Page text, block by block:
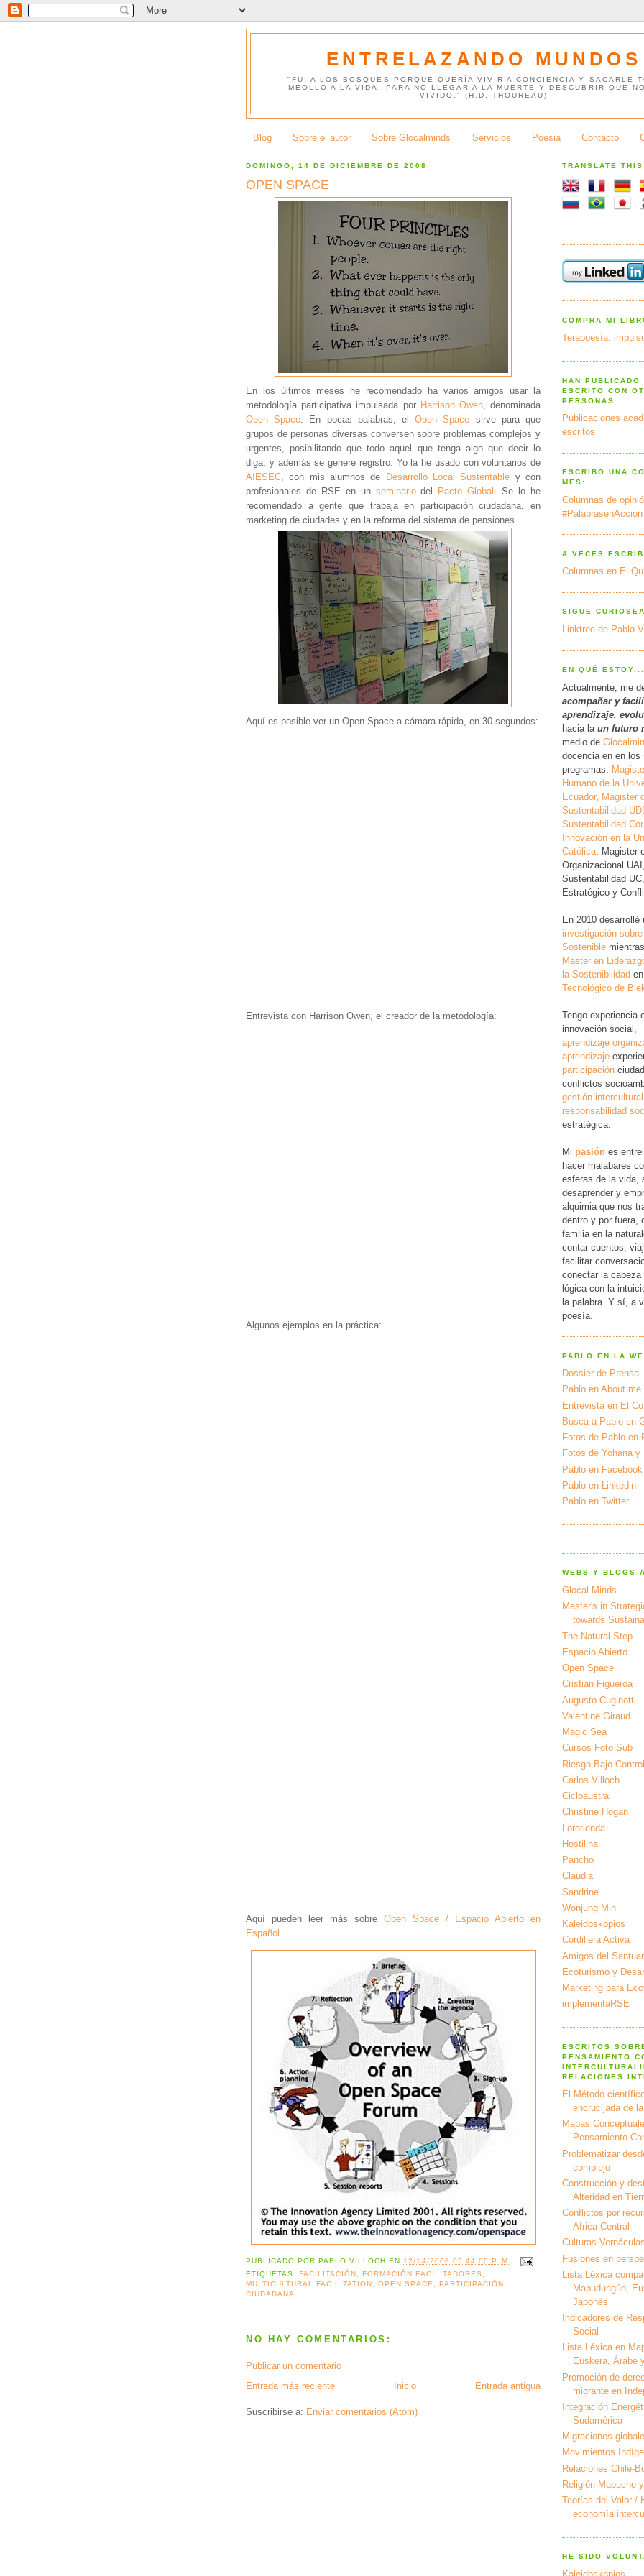
ENTRELAZANDO MUNDOS
"FUI A LOS BOSQUES PORQUE QUERÍA VIVIR A CONCIENCIA Y SACARLE
MEOLLO A LA VIDA, PARA NO LLEGAR A LA MUERTE Y DESCUBRIR QUE
VIVIDO." (H.D. THOUREAU)
Blog Sobre el autor Sobre Glocalminds Servicios Poesia Contacto
DOMINGO, 14 DE DICIEMBRE DE 2008
OPEN SPACE
En los últimos meses he recomendado ha varios amigos usar la
metodología participativa impulsada por Harrison Owen, denominada
Open Space . En pocas palabras, elOpen Space sirve para que
grupos de personas diversas conversen sobre problemas complejos y
urgentes, posibilitando que todo aquel que tenga algo que decir lo
diga, y además se genere registro. Yo la he usado con voluntarios de
AIESEC , con mis alumnos de Desarrollo Local Sustentable y con
profesionales de RSE en un seminariodel Pacto Global . Se lo he
recomendado a gente que trabaja en participación ciudadana, en
marketing de ciudades y en la reforma del sistema de pensiones.
Aquí es posible ver un Open Space a cámara rápida, en 30 segundos:
Entrevista con Harrison Owen, el creador de la metodología:
Algunos ejemplos en la práctica:
Aquí pueden leer más sobre Open Space / Espacio Abierto en
Español
PUBLICADO PORPABLO VILLOCH EN 12/14/2008 05:44:00 P. M.
ETIQUETAS:FACILITACIÓN ,FORMACIÓN FACILITADORES
MULTICULTURAL FACILITATION
,OPEN SPACE
PARTICIPACIÓN
CIUDADANA
NO HAY COMENTARIOS:
Publicar un comentario
Entrada más reciente
Entrada antigua
Inicio
Suscribirse a: Enviar comentarios (Atom)
TRANSLATE
COMPRA MI
Terapoesía:
HAN PUBLICADO
ESCRITO CON
PERSONAS:
Publicaciones
escritos
ESCRIBO UNA
MES:
Columnas de
#PalabrasenAcción
A VECES
Columnas en El
SIGUE
Linktree de Pablo
EN QUÉ ESTOY...
Actualmente, me
acompañar y
aprendizaje,
hacia la un futuro
medio de
docencia en en los
programas:
Humano de la
Ecuador, Magister
Sustentabilidad
Sustentabilidad
Innovación en la
Católica , Magister
Organizacional
Sustentabilidad
Estratégico y
En 2010 desarrollé
investigación
Sostenible
Master en
la Sostenibilidad
Tecnológico de
Tengo experiencia
innovación social,
aprendizaje
aprendizaje
participación
conflictos
gestión intercultural
responsabilidad
estratégica.
Mi pasión es
hacer malabares
esferas de la vida,
desaprender y
alquimia que nos
dentro y por fuera,
familia en la
contar cuentos,
facilitar
conectar la
lógica con la
la palabra. Y sí, a
poesía.
PABLO EN LA
Dossier de Prensa
Pablo en About.me
Entrevista en El
Busca a Pablo en
Fotos de Pablo en
Fotos de Yohana y
Pablo en Facebook
Pablo en Linkedin
Pablo en Twitter
WEBS Y BLOGS
Glocal Minds
Master's in
towards
The Natural Step
Espacio Abierto
Open Space
Cristian Figueroa
Augusto Cuginotti
Valentine Giraud
Magic Sea
Cursos Foto Sub
Riesgo Bajo Control
Carlos Villoch
Cicloaustral
Christine Hogan
Lorotienda
Hostilina
Pancho
Claudia
Sandrine
Wonjung Min
Kaleidoskopios
Cordillera Activa
Amigos del
Ecoturismo y
Marketing para
implementaRSE
ESCRITOS
PENSAMIENTO
RELACIONES
El Método
encrucijada de
Mapas
Pensamiento
Problematizar
complejo
Construcción y
Alteridad en
Conflictos por
Africa Central
Culturas
Fusiones en
Lista Léxica
Mapudungún,
Japonés
Indicadores de
Social
Lista Léxica en
Euskera, Árabe
Promoción de
migrante en
Integración
Sudamérica
Migraciones
Movimientos
Relaciones Chile-
Religión Mapuche
Teorías del Valor /
economía
HE SIDO